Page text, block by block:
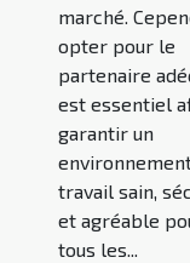
marché.
opter pour le
partenaire
est essentiel
garantir un
travail sain,
et agréable
tous les...